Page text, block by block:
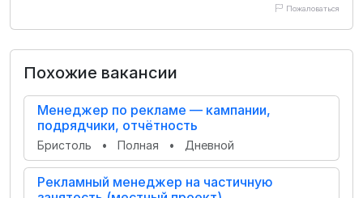
Пожаловаться
Похожие вакансии
Менеджер по рекламе — кампании,
подрядчики, отчётность
Бристоль • Полная • Дневной
Рекламный менеджер на частичную